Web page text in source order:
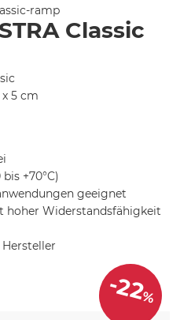
ramp
Classic
x 5 cm
+70°C)
geeignet
hoher Widerstandsfähigkeit
Hersteller
-22%